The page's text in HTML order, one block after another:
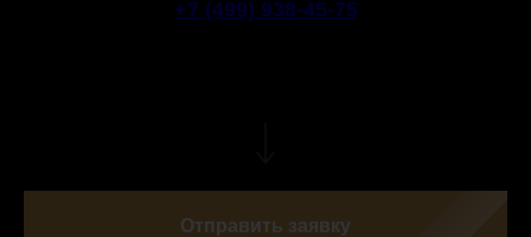
+7 (499) 938-45-75
Отправить заявку